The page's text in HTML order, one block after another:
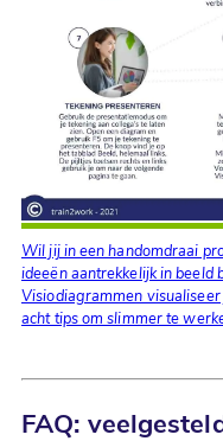
Wil jij in een handomdraai
ideeën aantrekkelijk in beeld
Visiodiagrammen
acht tips om slimmer te
FAQ: